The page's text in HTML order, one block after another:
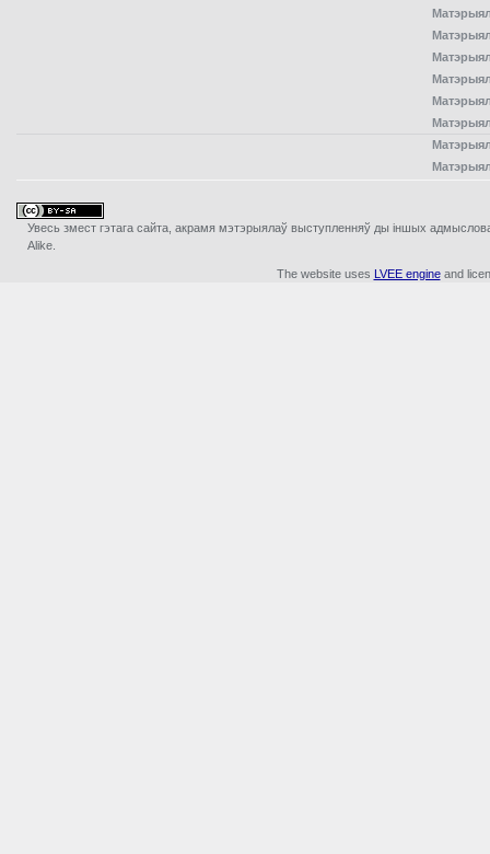
Увесь змест гэтага сайта, акрамя мэтэрыялаў выступленняў ды iншых
Alike.
The website uses LVEE engineand